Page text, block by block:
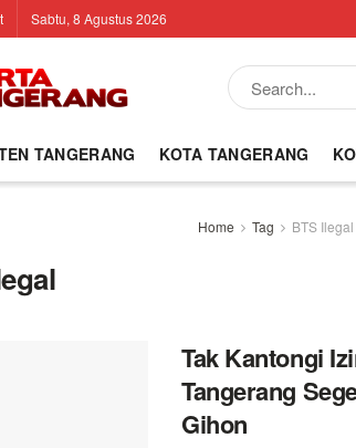
Sabtu, 8 Agustus 2026
TANGERANG KOTA TANGERANG
Home Tag BTS Ilegal
Tak Kantongi
Tangerang
Gihon